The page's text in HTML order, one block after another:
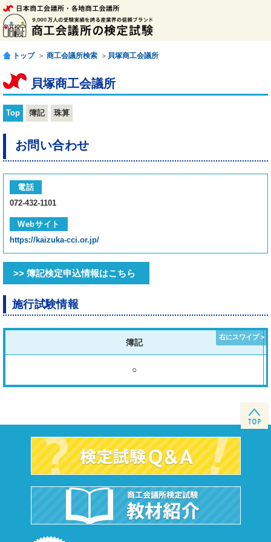
トップ ＞ 商工会議所検索 ＞ 貝塚商工会議所
貝塚商工会議所
Top 簿記 珠算
お問い合わせ
電話
072-432-1101
Webサイト
https://kaizuka-cci.or.jp/
>> 簿記検定申込情報はこちら
施行試験情報
簿記
○